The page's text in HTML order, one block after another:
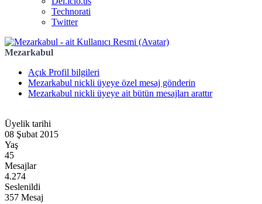
Technorati
Twitter
Mezarkabul
Açık Profil bilgileri
Mezarkabul nickli üyeye özel mesaj gönderin
Mezarkabul nickli üyeye ait bütün mesajları arattır
Üyelik tarihi
08 Şubat 2015
Yaş
45
Mesajlar
4.274
Seslenildi
357 Mesaj